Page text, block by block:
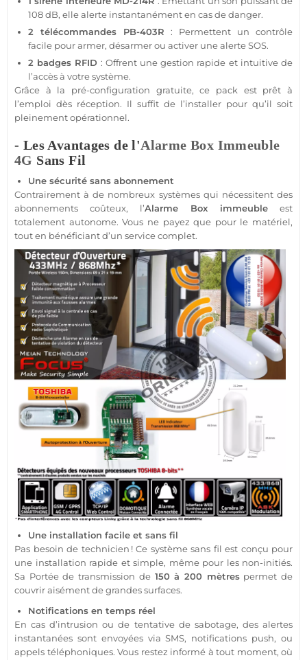
108 dB, elle alerte instantanément en cas de danger.
2 télécommandes PB-403R : Permettent un contrôle
facile pour armer, désarmer ou activer une alerte SOS.
2 badges RFID : Offrent une gestion rapide et intuitive de
l’accès à votresystème.
Grâce à la pré-configuration gratuite, ce pack est prêt à
l’emploi dès réception. Il suffit de l’installer pour qu’il soit
pleinement opérationnel.
- Les Avantages de l'Alarme Box Immeuble
4G Sans Fil
Une sécurité sans abonnement
Contrairement à de nombreux systèmes qui nécessitent des
abonnements coûteux, l’Alarme Box immeuble est
totalement autonome. Vous ne payez que pour le matériel,
tout en bénéficiant d’un service complet.
Une installation facile et sans fil
Pas besoin de technicien ! Ce systèmesans fil est conçu pour
une installation rapide et simple, même pour les non-initiés.
Sa Portéedetransmission de 150 à 200 mètrespermet de
couvrir aisément de grandes surfaces.
Notifications en temps réel
En cas d’intrusion ou de tentative de sabotage, des alertes
instantanées sont envoyées via SMS, notifications push, ou
appels téléphoniques. Vous restez informé à tout moment, où